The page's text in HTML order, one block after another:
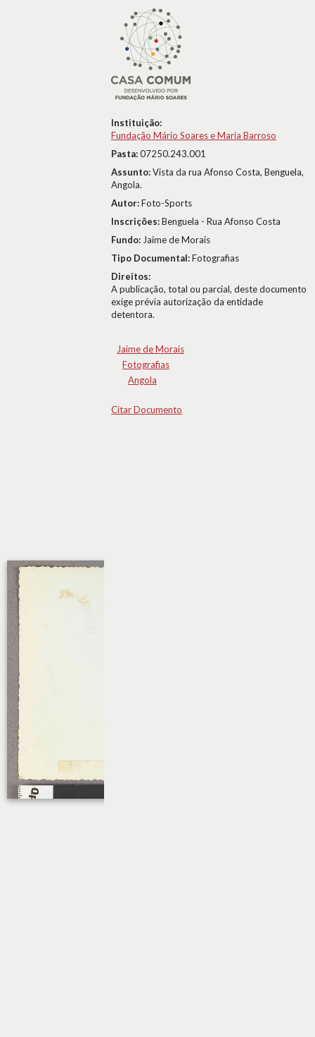
Instituição:
Fundação Mário Soares e Maria Barroso
Pasta:07250.243.001
Assunto:Vista da rua Afonso Costa, Benguela,
Angola.
Autor:Foto-Sports
Inscrições:Benguela - Rua Afonso Costa
Fundo: Jaime de Morais
Tipo Documental:Fotografias
Direitos:
A publicação, total ou parcial, deste documento
exige prévia autorização da entidade
detentora.
Jaime de Morais
Fotografias
Angola
Citar Documento